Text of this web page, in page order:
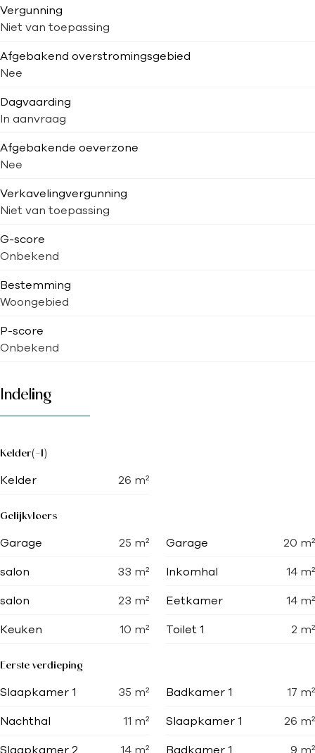
Vergunning
Niet van toepassing
Afgebakend overstromingsgebied
Nee
Dagvaarding
In aanvraag
Afgebakende oeverzone
Nee
Verkavelingvergunning
Niet van toepassing
G-score
Onbekend
Bestemming
Woongebied
P-score
Onbekend
Indeling
Kelder(-1)
Kelder 26 m²
Gelijkvloers
Garage 25 m² Garage 20 m²
salon 33 m² Inkomhal 14 m²
salon 23 m² Eetkamer 14 m²
Keuken 10 m² Toilet 1 2 m²
Eerste verdieping
Slaapkamer 1 35 m² Badkamer 1 17 m²
Nachthal 11 m² Slaapkamer 1 26 m²
Slaapkamer 2 14 m² Badkamer 1 9 m²